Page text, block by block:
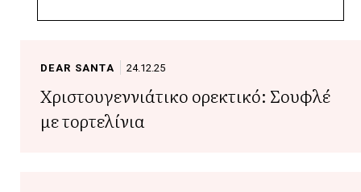
DEAR SANTA 24.12.25
Χριστουγεννιάτικο ορεκτικό: Σουφλέ
με τορτελίνια